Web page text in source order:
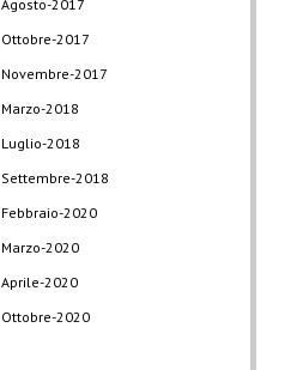
Agosto-2017
Ottobre-2017
Novembre-2017
Marzo-2018
Luglio-2018
Settembre-2018
Febbraio-2020
Marzo-2020
Aprile-2020
Ottobre-2020